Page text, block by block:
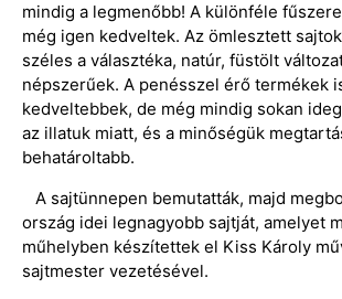
mindig a legmenőbb! A különféle
még igen kedveltek. Az ömlesztett
széles a választéka, natúr, füstölt
népszerűek. A penésszel érő termékek
kedveltebbek, de még mindig sokan
az illatuk miatt, és a minőségük
behatároltabb.
A sajtünnepen bemutatták, majd
ország idei legnagyobb sajtját, amelyet
műhelyben készítettek el Kiss Károly
sajtmester vezetésével.